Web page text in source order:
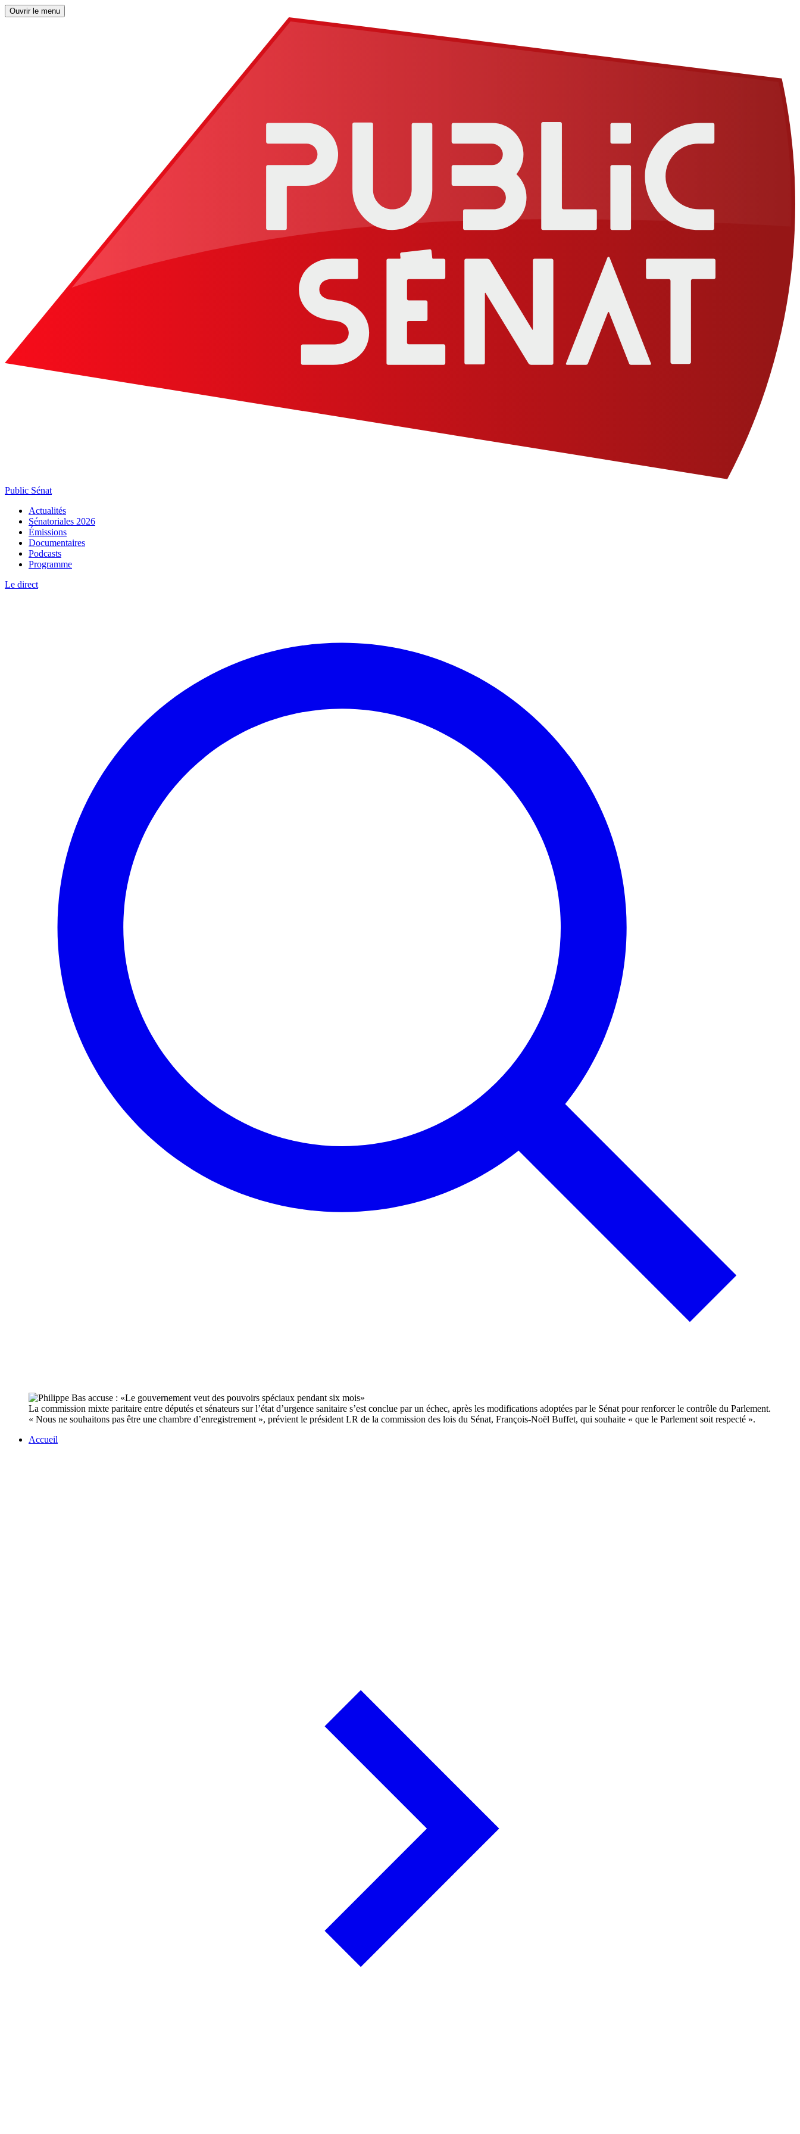
Ouvrir le menu
Public Sénat
Actualités
Sénatoriales 2026
Émissions
Documentaires
Podcasts
Programme
Le direct
La commission mixte paritaire entre députés et sénateurs sur l’état d’urgence sanitaire s’est conclue par un échec, après les modifications adoptées par le Sénat pour renforcer le contrôle du Parlement.
« Nous ne souhaitons pas être une chambre d’enregistrement », prévient le président LR de la commission des lois du Sénat, François-Noël Buffet, qui souhaite « que le Parlement soit respecté ».
Accueil